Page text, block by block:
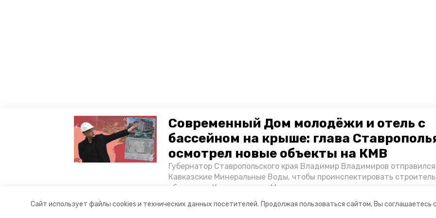
Сайт использует файлы cookies и технических данных посетителей. Продолжая пользоваться сайтом, Вы соглашаетесь с
Современный Дом молодёжи и отель с
бассейном на крыше: глава
осмотрел новые объекты на КМВ
Губернатор Ставропольского края Владимир Владимиров
Кавказские Минеральные Воды, чтобы проинспектировать
объектов в Кисловодске и Минводах, а также выслушать
материале «Победы26».
Разделы
О компании
Мы в соцсетях